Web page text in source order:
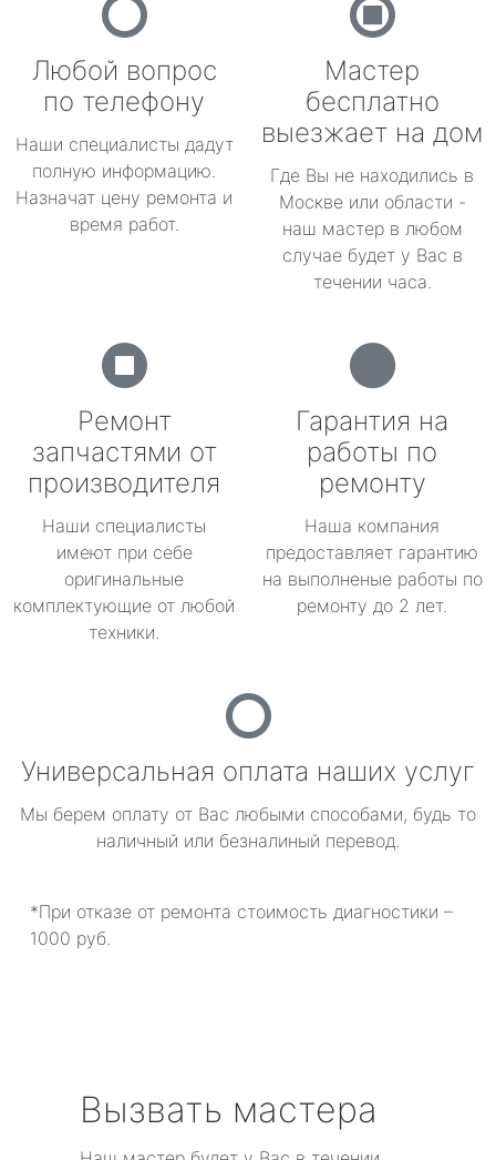
Любой вопрос
по телефону
Наши специалисты дадут
полную информацию.
Назначат цену ремонта и
время работ.
Мастер
бесплатно
выезжает на дом
Где Вы не находились в
Москве или области -
наш мастер в любом
случае будет у Вас в
течении часа.
Ремонт
запчастями от
производителя
Наши специалисты
имеют при себе
оригинальные
комплектующие от любой
техники.
Гарантия на
работы по
ремонту
Наша компания
предоставляет гарантию
на выполненые работы по
ремонту до 2 лет.
Универсальная оплата наших услуг
Мы берем оплату от Вас любыми способами, будь то
наличный или безналиный перевод.
*При отказе от ремонта стоимость диагностики –
1000 руб.
Вызвать мастера